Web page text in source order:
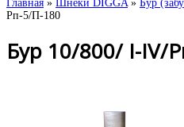
Главная » Шнеки DIGGA» Бур
Рп-5/П-180
Бур 10/800/ I-IV/